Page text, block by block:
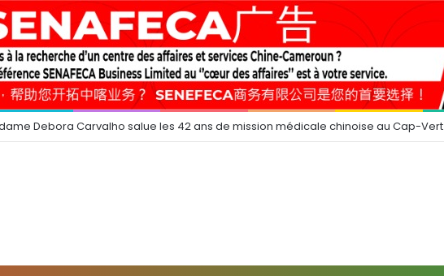
Debora Carvalho salue les 42 ans de mission médicale chinoise au Cap-Vert